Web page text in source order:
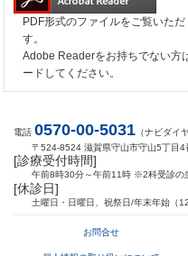
PDF形式のファイルをご覧いた
す。
Adobe Readerをお持ちでない方
ードしてください。
電話 0570-00-5031 （ナビダイ
〒524-8524 滋賀県守山市守山5丁目4
[診療受付時間]
午前8時30分～午前11時 ※2科受診の
[休診日]
土曜日・日曜日、祝祭日/年末年始（
お問合せ